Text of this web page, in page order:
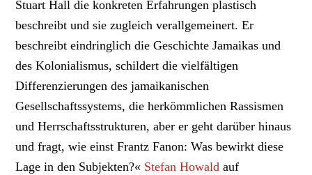
Stuart Hall die konkreten Erfahrungen plastisch
beschreibt und sie zugleich verallgemeinert.Er
beschreibt eindringlich die Geschichte Jamaikas und
des Kolonialismus, schildert die vielfältigen
Differenzierungen des jamaikanischen
Gesellschaftssystems, die herkömmlichen Rassismen
und Herrschaftsstrukturen, aber er geht darüber hinaus
und fragt, wie einst Frantz Fanon: Was bewirkt diese
Lage in den Subjekten?« Stefan Howald auf